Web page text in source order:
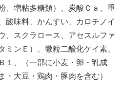
、増粘多糖類）、炭酸Ｃａ、重
酸味料、かんすい、カロチノイ
、スクラロース、アセスルファ
ミンＥ）、微粒二酸化ケイ素、
１、（一部に小麦・卵・乳成
・大豆・鶏肉・豚肉を含む）